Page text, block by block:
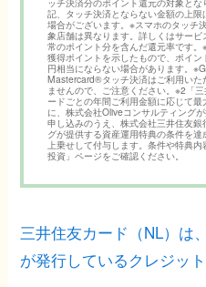
記、タッチ決済とならない金額の上
場合がございます。※スマホのタッチ
象店舗は異なります。詳しくはサー
常のポイント分を含んだ還元率です
獲得ポイントを示したもので、ポイ
円相当にならない場合があります。
Mastercard®タッチ決済はご利用いた
ませんので、ご注意ください。※2「
ードごとの年間ご利用金額に応じて
に、株式会社Oliveコンサルティング
申し込みのうえ、株式会社三井住友
グが提供する資産運用特典の条件を
上乗せして付与します。条件や特典
投資」ページをご確認ください。
三井住友カード（NL）は
が発行しているクレジッ